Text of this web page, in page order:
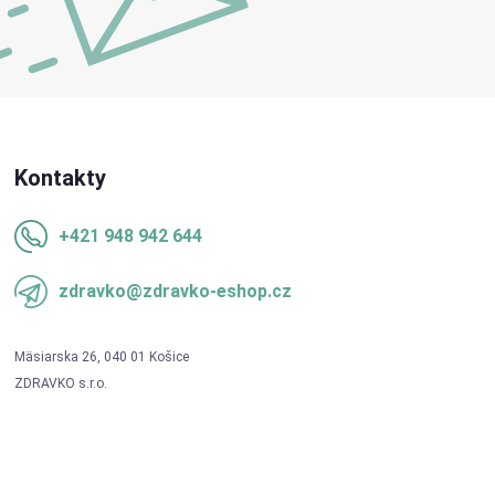
Kontakty
+421 948 942 644
zdravko@zdravko-eshop.cz